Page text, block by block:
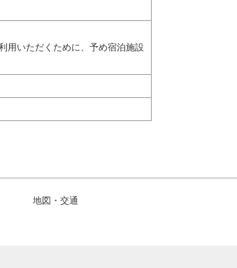
用いただくために、予め宿泊施設
地図・交通